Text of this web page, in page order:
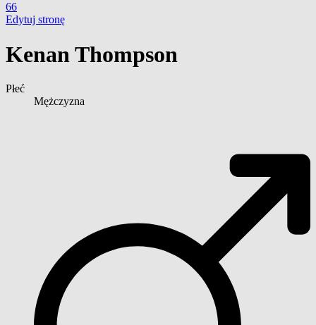
66
Edytuj stronę
Kenan Thompson
Płeć
Mężczyzna